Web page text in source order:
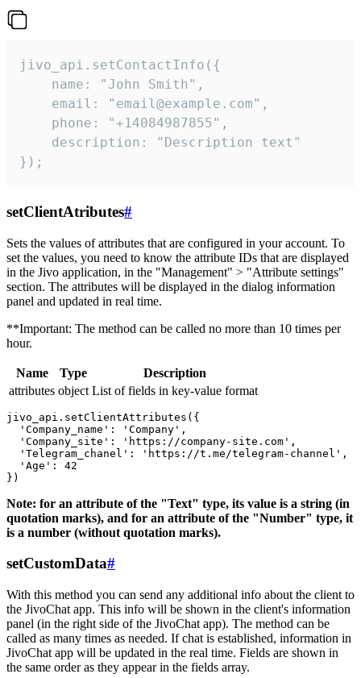
jivo_api.setContactInfo({
    name: "John Smith",
    email: "email@example.com",
    phone: "+14084987855",
    description: "Description text"
});
setClientAtributes#
Sets the values ​​of attributes that are configured in your account. To
set the values, you need to know the attribute IDs that are displayed
in the Jivo application, in the "Management" > "Attribute settings"
section. The attributes will be displayed in the dialog information
panel and updated in real time.
**Important: The method can be called no more than 10 times per
hour.
Name Type
Description
attributes object List of fields in key-value format
jivo_api.setClientAttributes({
  'Company_name': 'Company',
  'Company_site': 'https://company-site.com',
  'Telegram_chanel': 'https://t.me/telegram-channel',
  'Age': 42
Note: for an attribute of the "Text" type, its value is a string (in
quotation marks), and for an attribute of the "Number" type, it
is a number (without quotation marks).
setCustomData#
With this method you can send any additional info about the client to
the JivoChat app. This info will be shown in the client's information
panel (in the right side of the JivoChat app). The method can be
called as many times as needed. If chat is established, information in
JivoChat app will be updated in the real time. Fields are shown in
the same order as they appear in the fields array.